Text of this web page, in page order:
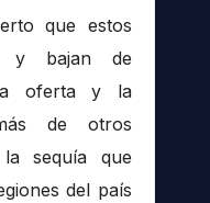
que estos
y bajan de
oferta y la
de otros
sequía que
del país